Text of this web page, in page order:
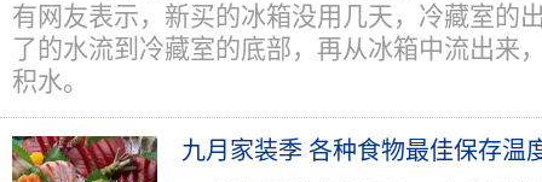
有网友表示，新买的冰箱没用几天，冷藏室的
了的水流到冷藏室的底部，再从冰箱中流出来
积水。
九月家装季 各种食物最佳保存温